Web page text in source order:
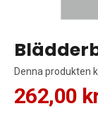
Denna produkten
262,00